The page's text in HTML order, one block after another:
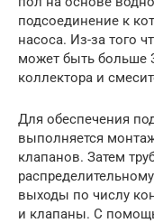
подсоединение к
насоса. Из-за того
может быть больше
коллектора и
Для обеспечения
выполняется
клапанов. Затем
выходы по числу
и клапаны. С